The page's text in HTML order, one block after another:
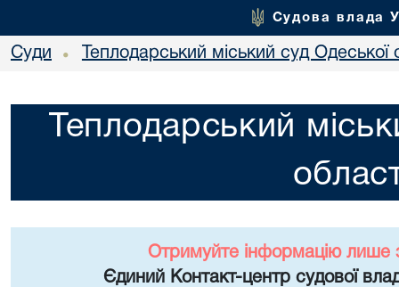
Судова влада
Суди • Теплодарський міський суд Одеської
Теплодарський
Отримуйте інформацію лише
Єдиний Контакт-центр судової